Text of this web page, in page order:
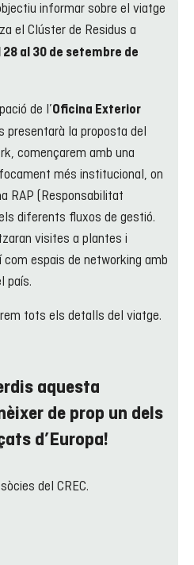
informar sobre el viatge
el Clúster de Residus a
28 al 30 de setembre de
de l’Oficina Exterior
presentarà la proposta del
començarem amb una
més institucional, on
RAP (Responsabilitat
diferents fluxos de gestió.
visites a plantes i
com espais de networking amb
país.
tots els detalls del viatge.
aquesta
de prop un dels
d’Europa!
del CREC.